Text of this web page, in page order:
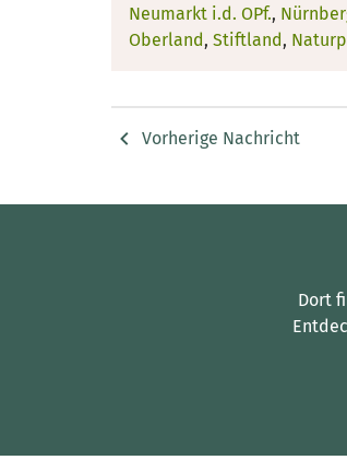
Neumarkt i.d. OPf.,
Oberland, Stiftland,
Vorherige Nachricht
Dort